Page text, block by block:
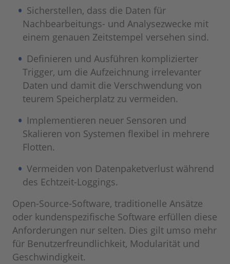
Sicherstellen, dass die Daten für
Nachbearbeitungs- und Analysezwecke mit
einem genauen Zeitstempel versehen sind.
Definieren und Ausführen komplizierter
Trigger, um die Aufzeichnung irrelevanter
Daten und damit die Verschwendung von
teurem Speicherplatz zu vermeiden.
Implementieren neuer Sensoren und
Skalieren von Systemen flexibel in mehrere
Flotten.
Vermeiden von Datenpaketverlust während
des Echtzeit-Loggings.
Open-Source-Software, traditionelle Ansätze
oder kundenspezifische Software erfüllen diese
Anforderungen nur selten. Dies gilt umso mehr
für Benutzerfreundlichkeit, Modularität und
Geschwindigkeit.